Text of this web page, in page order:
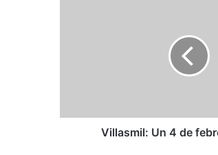
Villasmil: Un 4 de